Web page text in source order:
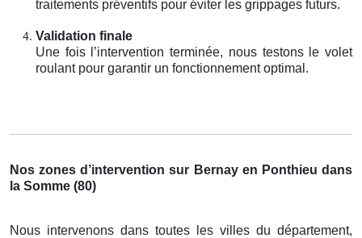
traitements préventifs pour éviter les grippages futurs.
Validation finale
Une fois l’intervention terminée, nous testons le volet
roulant pour garantir un fonctionnement optimal.
Nos zones d’intervention sur Bernay en Ponthieu dans
la Somme (80)
Nous intervenons dans toutes les villes du département,